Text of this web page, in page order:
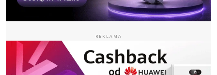
REKLAMA